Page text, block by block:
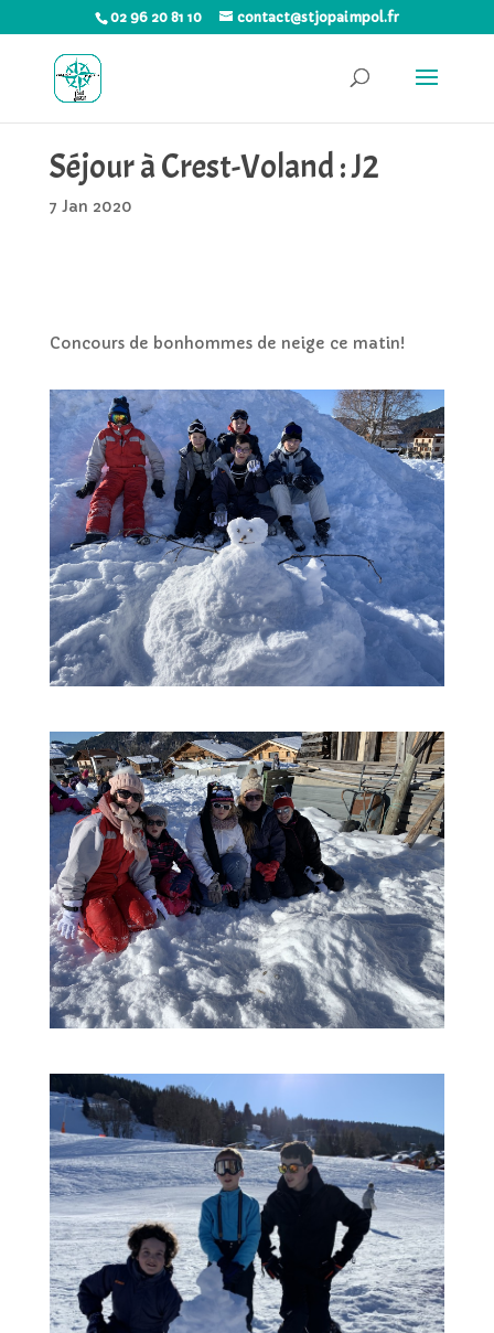
02 96 20 81 10 contact@stjopaimpol.fr
Séjour à Crest-Voland : J2
7 Jan 2020
Concours de bonhommes de neige ce matin!